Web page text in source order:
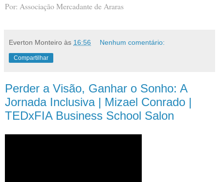
Por: Associação Mercadante de Araras
Everton Monteiro às 16:56 Nenhum comentário:
Compartilhar
Perder a Visão, Ganhar o Sonho: A
Jornada Inclusiva | Mizael Conrado |
TEDxFIA Business School Salon